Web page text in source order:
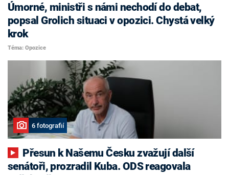
Úmorné, ministři s námi nechodí do debat,
popsal Grolich situaci v opozici. Chystá velký
krok
Téma: Opozice
6 fotografií
senátoři, prozradil Kuba. ODS reagovala